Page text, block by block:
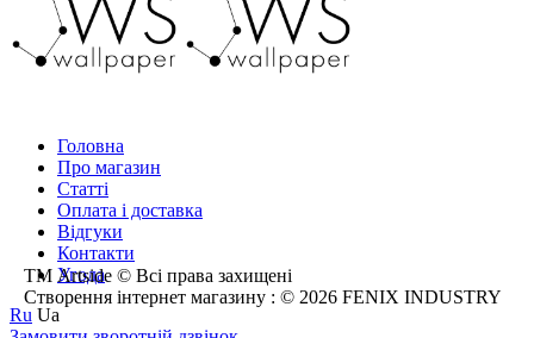
Головна
Про магазин
Статті
Оплата і доставка
Відгуки
Контакти
Угода
Ru Ua
ТМ Artside © Всі права захищені
Створення інтернет магазину : © 2026 FENIX INDUSTRY